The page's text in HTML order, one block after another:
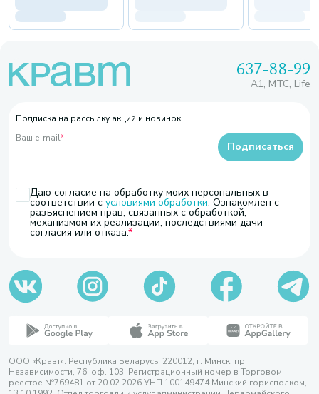
637-88-99
A1, МТС, Life
Подписка на рассылку акций и новинок
Ваш e-mail*
Даю согласие на обработку моих персональных в
соответствии с условиями обработки. Ознакомлен с
разъяснением прав, связанных с обработкой,
механизмом их реализации, последствиями дачи
согласия или отказа.
Подписаться
ООО «Кравт». Республика Беларусь, 220012, г. Минск, пр.
Независимости, 76, оф. 103. Регистрационный номер в Торговом
реестре №769481 от 20.02.2026 УНП 100149474 Минский горисполком,